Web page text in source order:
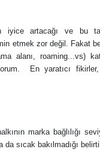
iyice artacağı ve bu
etmek zor değil. Fakat
alanı, roaming...vs)
En yaratıcı
marka bağlılığı
sıcak bakılmadığı